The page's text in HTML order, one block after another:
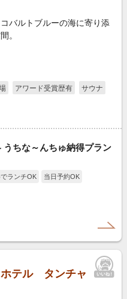
バルトブルーの海に寄り添
。
アワード受賞歴有 サウナ
うちな～んちゅ納得プラン
ランチOK 当日予約OK
テル タンチャ